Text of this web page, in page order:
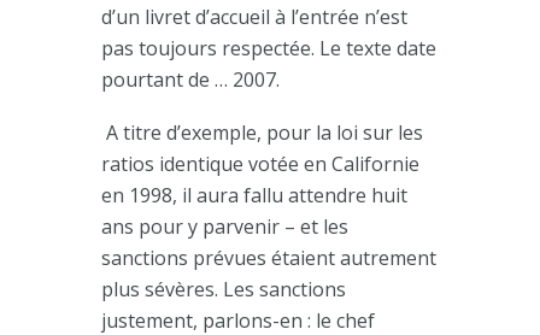
d’un livret d’accueil à l’entrée n’est
pas toujours respectée. Le texte date
pourtant de … 2007.
A titre d’exemple, pour la loi sur les
ratios identique votée en Californie
en 1998, il aura fallu attendre huit
ans pour y parvenir – et les
sanctions prévues étaient autrement
plus sévères. Les sanctions
justement, parlons-en : le chef